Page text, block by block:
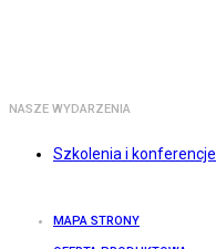
NASZE WYDARZENIA
Szkolenia i konferencje
MAPA STRONY